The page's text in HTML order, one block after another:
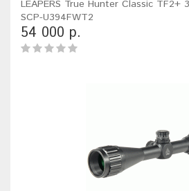
LEAPERS True Hunter Classic TF2+
SCP-U394FWT2
54 000 р.